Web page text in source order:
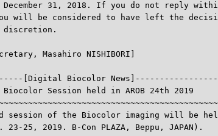
31, 2018. If you do not reply
will be considered to have left the
discretion.
[Digital Biocolor
Session held in AROB 24th 2019
session of the Biocolor imaging will be
23-25, 2019. B-Con PLAZA, Beppu, JAPAN).